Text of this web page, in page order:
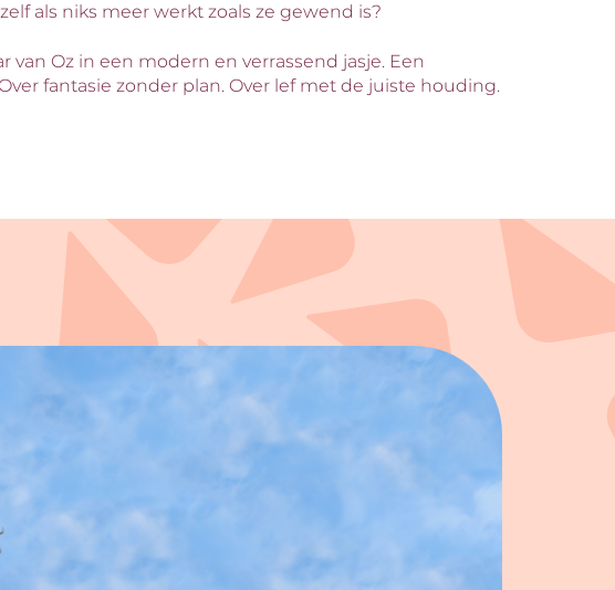
als niks meer werkt zoals ze gewend is?
van Oz in een modern en verrassend jasje. Een
fantasie zonder plan. Over lef met de juiste houding.